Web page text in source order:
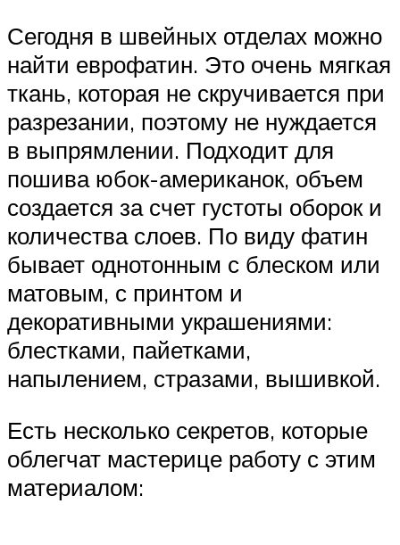
Сегодня в швейных отделах можно
найти еврофатин. Это очень мягкая
ткань, которая не скручивается при
разрезании, поэтому не нуждается
в выпрямлении. Подходит для
пошива юбок-американок, объем
создается за счет густоты оборок и
количества слоев. По виду фатин
бывает однотонным с блеском или
матовым, с принтом и
декоративными украшениями:
блестками, пайетками,
напылением, стразами, вышивкой.
Есть несколько секретов, которые
облегчат мастерице работу с этим
материалом: